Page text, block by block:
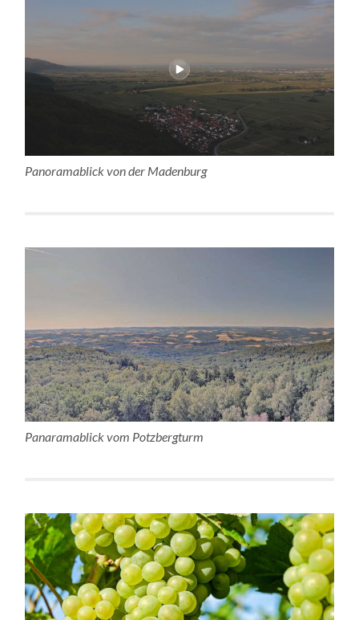
Panoramablick von der Madenburg
Panaramablick vom Potzbergturm